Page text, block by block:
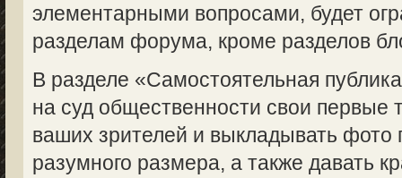
элементарными вопросами, будет
разделам форума, кроме разделов
В разделе «Самостоятельная
на суд общественности свои первые
ваших зрителей и выкладывать фото
разумного размера, а также давать